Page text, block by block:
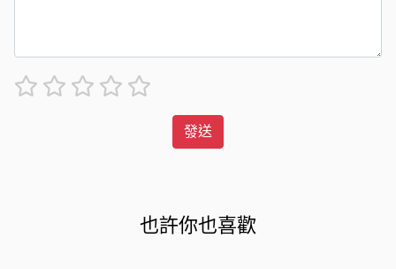
發送
也許你也喜歡